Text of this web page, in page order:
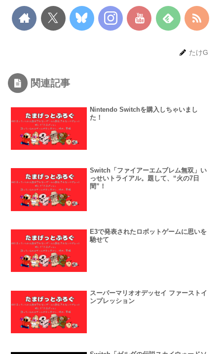
たけG
関連記事
Nintendo Switchを購入しちゃいまし
た！
Switch「ファイアーエムブレム無双」い
っせいトライアル。題して、“火の7日
間”！
E3で発表されたロボットゲームに思いを
馳せて
スーパーマリオオデッセイ ファーストイ
ンプレッション